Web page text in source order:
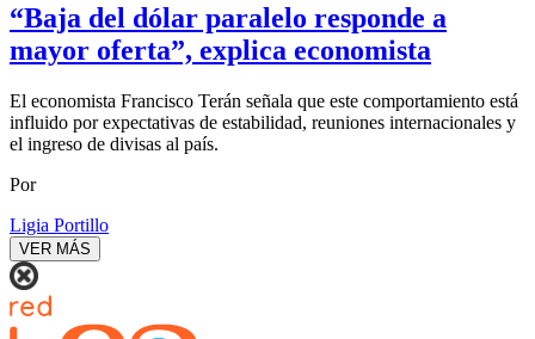
“Baja del dólar paralelo responde a
mayor oferta”, explica economista
El economista Francisco Terán señala que este comportamiento está
influido por expectativas de estabilidad, reuniones internacionales y
el ingreso de divisas al país.
Por
Ligia Portillo
VER MÁS